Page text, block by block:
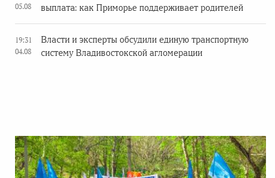
05.08
выплата: как Приморье поддерживает родителей
19:31
04.08
Власти и эксперты обсудили единую транспортную
систему Владивостокской агломерации